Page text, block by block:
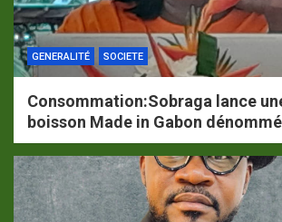
GENERALITÉ SOCIETE
Consommation:Sobraga lance
boisson Made in Gabon